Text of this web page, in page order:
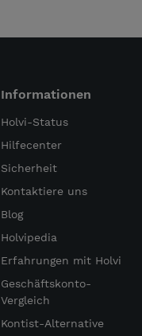
Informationen
Holvi-Status
Hilfecenter
Sicherheit
Kontaktiere uns
Blog
Holvipedia
Erfahrungen mit Holvi
Geschäftskonto-
Vergleich
Kontist-Alternative